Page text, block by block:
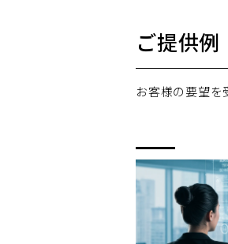
ご提供例
お客様の要望を